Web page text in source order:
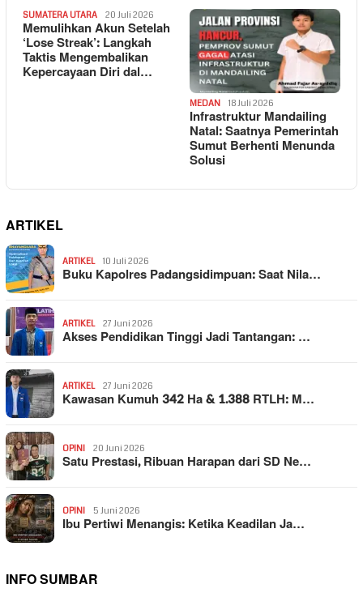
SUMATERA UTARA 20 Juli 2026
Memulihkan Akun Setelah
‘Lose Streak’: Langkah
Taktis Mengembalikan
Kepercayaan Diri dal…
MEDAN 18 Juli 2026
Infrastruktur Mandailing
Natal: Saatnya Pemerintah
Sumut Berhenti Menunda
Solusi
ARTIKEL
ARTIKEL 10 Juli 2026
Buku Kapolres Padangsidimpuan: Saat Nila…
ARTIKEL 27 Juni 2026
Akses Pendidikan Tinggi Jadi Tantangan: …
ARTIKEL 27 Juni 2026
Kawasan Kumuh 342 Ha & 1.388 RTLH: M…
OPINI 20 Juni 2026
Satu Prestasi, Ribuan Harapan dari SD Ne…
OPINI 5 Juni 2026
Ibu Pertiwi Menangis: Ketika Keadilan Ja…
INFO SUMBAR